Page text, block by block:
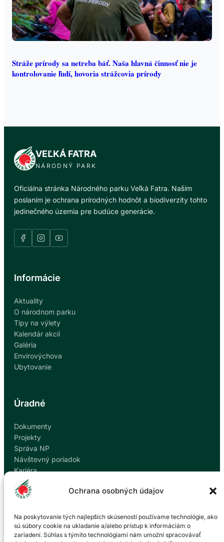
Ochrana osobných údajov
Na poskytovanie tých najlepších skúseností používame technológie, ako
sú súbory cookie na ukladanie a/alebo prístup k informáciám o
zariadení. Súhlas s týmito technológiami nám umožní spracovávať
Stráže prírody sa netreba báť. Naša hlavná činnosť nie je
kontrolovanie ľudí, hovoria strážcovia prírody
VEĽKÁ FATRA
NÁRODNÝ PARK
Oficiálna stránka Národného parku Veľká Fatra. Naším
poslaním je ochrana prírodných hodnôt a biodiverzity tohto
jedinečného územia pre budúce generácie.
Informácie
Aktuality
O národnom parku
Tipy na výlety
Kalendár akcií
Galéria
Envirovýchova
Ubytovanie
Úradné
Dokumenty
Projekty
Správa NP
Návštevný poriadok
Kariéra
Kontakty
Ochrana osobných údajov